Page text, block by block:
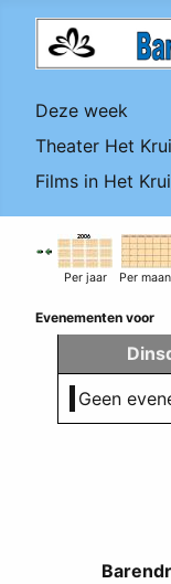
Deze week
Theater Het
Films in Het
Per jaar Per
Evenementen voor
Geen